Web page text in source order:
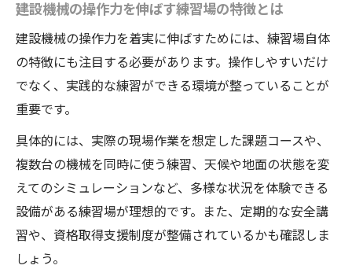
建設機械の操作力を伸ばす練習場の特徴とは
建設機械の操作力を着実に伸ばすためには、練習場自体
の特徴にも注目する必要があります。操作しやすいだけ
でなく、実践的な練習ができる環境が整っていることが
重要です。
具体的には、実際の現場作業を想定した課題コースや、
複数台の機械を同時に使う練習、天候や地面の状態を変
えてのシミュレーションなど、多様な状況を体験できる
設備がある練習場が理想的です。また、定期的な安全講
習や、資格取得支援制度が整備されているかも確認しま
しょう。